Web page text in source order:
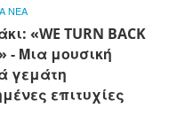
ΝΕΑ
«WE TURN BACK
- Μια μουσική
γεμάτη
επιτυχίες